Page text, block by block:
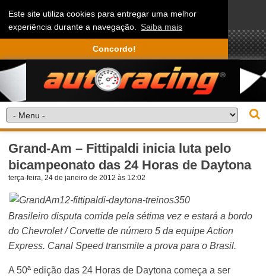
Este site utiliza cookies para entregar uma melhor
experiência durante a navegação. Saiba mais
Concordo!
Grand-Am – Fittipaldi inicia luta pelo
bicampeonato das 24 Horas de Daytona
terça-feira, 24 de janeiro de 2012 às 12:02
Brasileiro disputa corrida pela sétima vez e estará a bordo
do Chevrolet / Corvette de número 5 da equipe Action
Express. Canal Speed transmite a prova para o Brasil.
A 50ª edição das 24 Horas de Daytona começa a ser